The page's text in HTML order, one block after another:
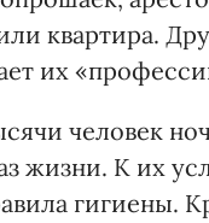
квартира.
их
человек
жизни. К их
гигиены.